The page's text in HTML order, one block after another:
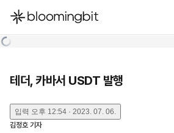
한국어
테더, 카바서 USDT 발행
입력 오후 12:54 · 2023. 07. 06.
김정호 기자